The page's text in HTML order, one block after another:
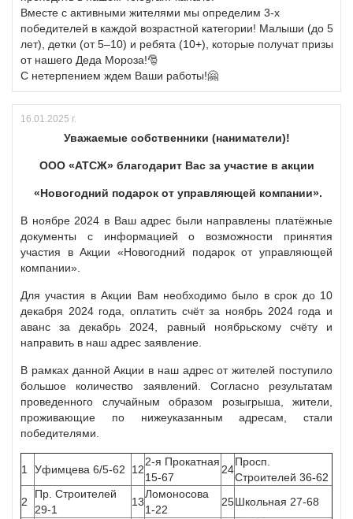
Вместе с активными жителями мы определим 3-х
победителей в каждой возрастной категории! Малыши (до 5
лет), детки (от 5–10) и ребята (10+), которые получат призы
от нашего Деда Мороза!🎅
С нетерпением ждем Ваши работы!🤗
16.01.2025 г.
Уважаемые собственники (наниматели)!
ООО «АТСЖ» благодарит Вас за участие в акции
«Новогодний подарок от управляющей компании».
В ноябре 2024 в Ваш адрес были направлены платёжные
документы с информацией о возможности принятия
участия в Акции «Новогодний подарок от управляющей
компании».
Для участия в Акции Вам необходимо было в срок до 10
декабря 2024 года, оплатить счёт за ноябрь 2024 года и
аванс за декабрь 2024, равный ноябрьскому счёту и
направить в наш адрес заявление.
В рамках данной Акции в наш адрес от жителей поступило
большое количество заявлений. Согласно результатам
проведенного случайным образом розыгрыша, жители,
проживающие по нижеуказанным адресам, стали
победителями.
1 Уфимцева 6/5-62 12
2-я Прокатная
15-67
24
Просп.
Строителей 36-62
2
Пр. Строителей
29-1
13
Ломоносова
1-22
25Школьная 27-68